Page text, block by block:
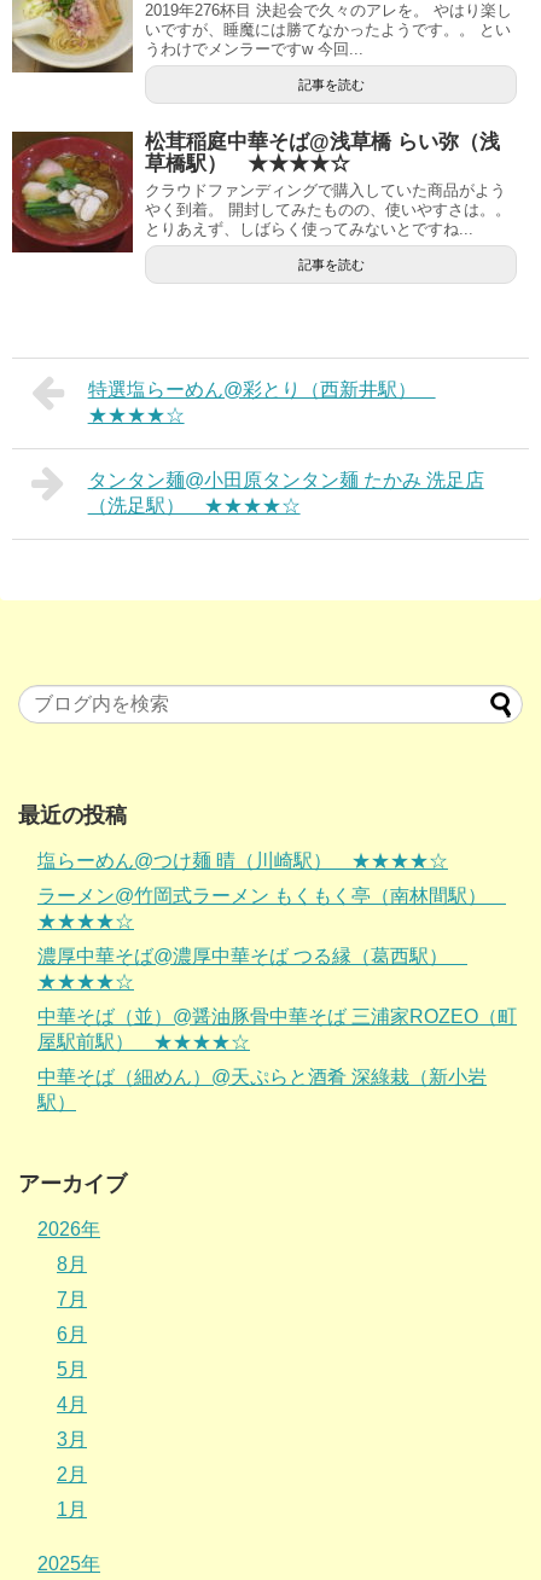
2019年276杯目 決起会で久々のアレを。 やはり楽し
いですが、睡魔には勝てなかったようです。。 とい
うわけでメンラーですw 今回...
記事を読む
松茸稲庭中華そば@浅草橋 らい弥（浅
草橋駅） ★★★★☆
クラウドファンディングで購入していた商品がよう
やく到着。 開封してみたものの、使いやすさは。。
とりあえず、しばらく使ってみないとですね...
記事を読む
特選塩らーめん@彩とり（西新井駅）
★★★★☆
タンタン麺@小田原タンタン麺 たかみ 洗足店
（洗足駅） ★★★★☆
最近の投稿
塩らーめん@つけ麺 晴（川崎駅） ★★★★☆
ラーメン@竹岡式ラーメン もくもく亭（南林間駅）
★★★★☆
濃厚中華そば@濃厚中華そば つる縁（葛西駅）
★★★★☆
中華そば（並）@醤油豚骨中華そば 三浦家ROZEO（町
屋駅前駅） ★★★★☆
中華そば（細めん）@天ぷらと酒肴 深綠栽（新小岩
駅）
アーカイブ
2026年
8月
7月
6月
5月
4月
3月
2月
1月
2025年